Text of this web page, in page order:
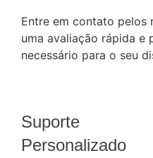
Entre em contato pelos
uma avaliação rápida e
necessário para o seu
Suporte
Personalizado